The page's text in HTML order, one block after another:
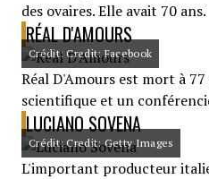
des ovaires. Elle avait 70 ans.
RÉAL D'AMOURS
Crédit: Credit: Facebook
Réal D'Amours est mort à
scientifique et un
LUCIANO SOVENA
Crédit: Credit: Getty Images
L'important producteur